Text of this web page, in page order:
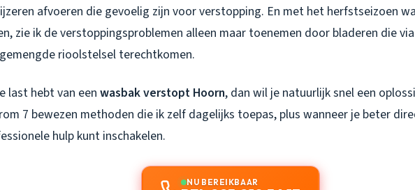
afvoeren die gevoelig zijn voor verstopping. En met het herfstseizoen
zie ik de verstoppingsproblemen alleen maar toenemen door bladeren die
rioolstelsel terechtkomen.
last hebt van eenwasbak verstopt Hoorn, dan wil je natuurlijk snel een
7 bewezen methoden die ik zelf dagelijks toepas, plus wanneer je beter
hulp kunt inschakelen.
NU BEREIKBAAR